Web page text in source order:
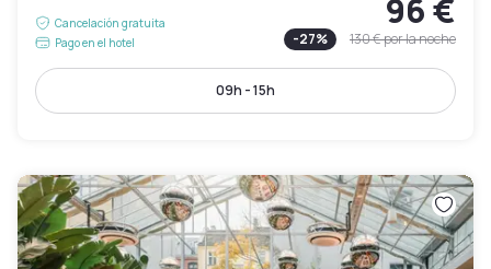
Cancelación gratuita
Pago en el hotel
96 €
-27% 130 €por la noche
09h - 15h